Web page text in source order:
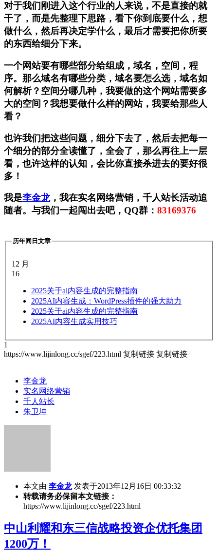
对于我们刚进入这个行业的人来说，不是直接的就
干了，而是先整理下思路，看下你到底要什么，想
做什么，然后再决定学什么，最后才需要把你所要
的东西给细分下来。
一个网站要有哪些部分给组成，域名，空间，程
序。那么域名有哪些分类，域名要怎么选，域名如
何解析？空间分哪几种，我要做的这个网站需要多
大的空间？我想要做什么样的网站，我要给那些人
看？
也许我们把这些问题，细分下去了，然后去把每一
个细分的部分全读懂了，全会了，那么再往上一层
看，也许这样的认知，会比你直接杀进去的要好很
多！
我是李金龙，我在实名网络营销，千人站长活动追
随者。与我们一起闯出去吧，QQ群： 83169376
历年同日文章
12 月
16
2025关于ai内容生成的完整指南
2025AI内容生成：WordPress插件的强大助力
2025关于ai内容生成的完整指南
2025AI内容生成实用技巧
1
https://www.lijinlong.cc/sgef/223.html 复制链接 复制链接
李金龙
实名网络营销
千人站长
朱卫坤
本文由 李金龙 发表于2013年12月16日 00:33:32
转载请务必保留本文链接：
https://www.lijinlong.cc/sgef/223.html
中山利耀和东三信战略投资企优托集团
1200万！